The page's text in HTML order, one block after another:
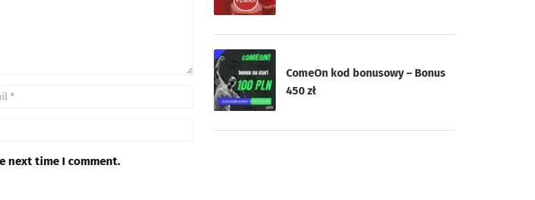
next time I comment.
ComeOn kod bonusowy – Bonus
450 zł